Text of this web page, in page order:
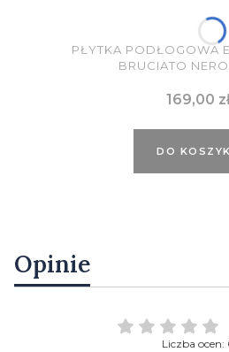
PŁYTKA PODŁOGOWA
BRUCIATO
Cena
169,00
DO
Opinie
Liczba ocen: